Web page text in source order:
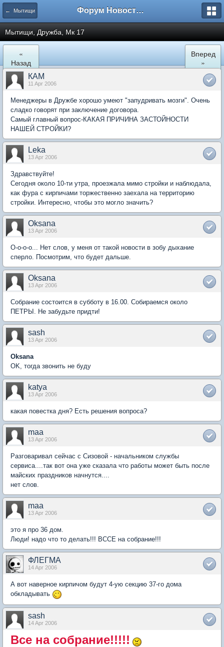
← Мытищи Форум Новостройки
Мытищи, Дружба, Мк 17
«
Назад
Вперед
»
КАМ
11 Apr 2006
Менеджеры в Дружбе хорошо умеют "запудривать мозги". Очень
сладко говорят при заключение договора.
Самый главный вопрос-КАКАЯ ПРИЧИНА ЗАСТОЙНОСТИ
НАШЕЙ СТРОЙКИ?
Leka
13 Apr 2006
Здравствуйте!
Сегодня около 10-ти утра, проезжала мимо стройки и наблюдала,
как фура с кирпичами торжественно заехала на территорию
стройки. Интересно, чтобы это могло значить?
Oksana
13 Apr 2006
О-о-о-о... Нет слов, у меня от такой новости в зобу дыхание
сперло. Посмотрим, что будет дальше.
Oksana
13 Apr 2006
Собрание состоится в субботу в 16.00. Собираемся около
ПЕТРЫ. Не забудьте придти!
sash
13 Apr 2006
Oksana
OK, тогда звонить не буду
katya
13 Apr 2006
какая повестка дня? Есть решения вопроса?
maa
13 Apr 2006
Разговаривал сейчас с Сизовой - начальником службы
сервиса....так вот она уже сказала что работы может быть после
майских праздников начнутся....
нет слов.
maa
13 Apr 2006
это я про 36 дом.
Люди! надо что то делать!!! ВССЕ на собрание!!!
ФЛЕГМА
14 Apr 2006
А вот наверное кирпичом будут 4-ую секцию 37-го дома
обкладывать
sash
14 Apr 2006
Все на собрание!!!!!